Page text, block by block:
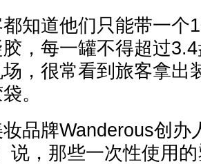
道他们只能带一个1
，每一罐不得超过
，很常看到旅客拿出
。
牌Wanderous创办
说，那些一次性使用